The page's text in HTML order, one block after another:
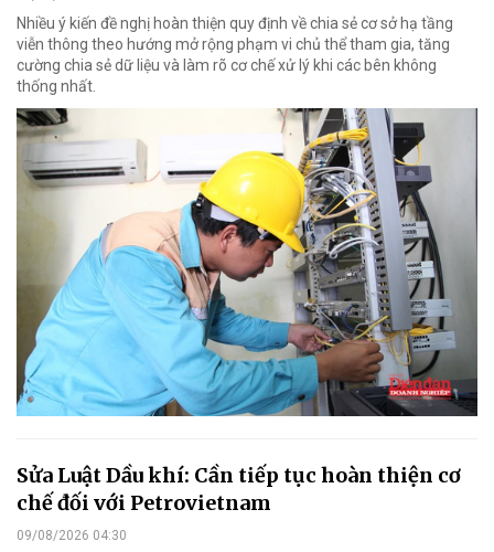
Nhiều ý kiến đề nghị hoàn thiện quy định về chia sẻ cơ sở hạ tầng
viễn thông theo hướng mở rộng phạm vi chủ thể tham gia, tăng
cường chia sẻ dữ liệu và làm rõ cơ chế xử lý khi các bên không
thống nhất.
Sửa Luật Dầu khí: Cần tiếp tục hoàn thiện cơ
chế đối với Petrovietnam
09/08/2026 04:30